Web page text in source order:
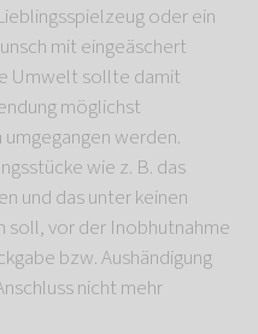
oder ein
mit eingeäschert
Umwelt sollte damit
möglichst
werden.
wie z. B. das
und das unter keinen
soll, vor der Inobhutnahme
bzw. Aushändigung
nicht mehr